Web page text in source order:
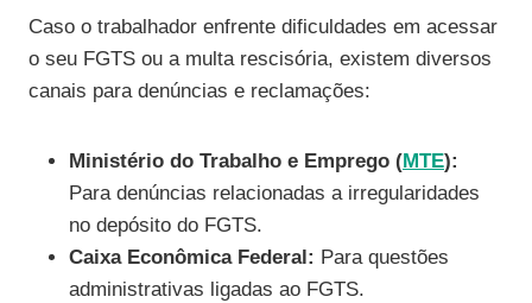
Caso o trabalhador enfrente dificuldades em acessar
o seu FGTS ou a multa rescisória, existem diversos
canais para denúncias e reclamações:
Ministério do Trabalho e Emprego (MTE):
Para denúncias relacionadas a irregularidades
no depósito do FGTS.
Caixa Econômica Federal: Para questões
administrativas ligadas ao FGTS.